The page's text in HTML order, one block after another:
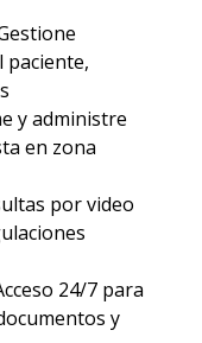
paciente,
y administre
en zona
por video
24/7 para
y